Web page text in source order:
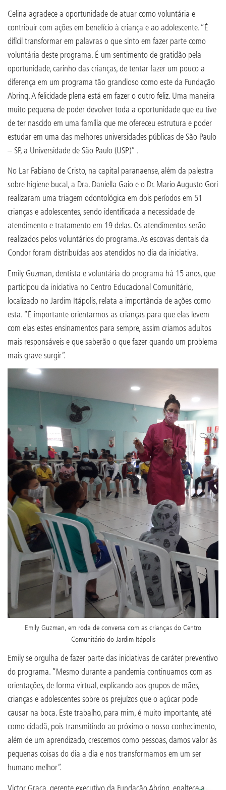
Celina agradece a oportunidade de atuar como voluntária e
contribuir com ações em benefício à criança e ao adolescente. “É
difícil transformar em palavras o que sinto em fazer parte como
voluntária deste programa. É um sentimento de gratidão pela
oportunidade, carinho das crianças, de tentar fazer um pouco a
diferença em um programa tão grandioso como este da Fundação
Abrinq. A felicidade plena está em fazer o outro feliz. Uma maneira
muito pequena de poder devolver toda a oportunidade que eu tive
de ter nascido em uma família que me ofereceu estrutura e poder
estudar em uma das melhores universidades públicas de São Paulo
– SP, a Universidade de São Paulo (USP)” .
No Lar Fabiano de Cristo, na capital paranaense, além da palestra
sobre higiene bucal, a Dra. Daniella Gaio e o Dr. Mario Augusto Gori
realizaram uma triagem odontológica em dois períodos em 51
crianças e adolescentes, sendo identificada a necessidade de
atendimento e tratamento em 19 delas. Os atendimentos serão
realizados pelos voluntários do programa. As escovas dentais da
Condor foram distribuídas aos atendidos no dia da iniciativa.
Emily Guzman, dentista e voluntária do programa há 15 anos, que
participou da iniciativa no Centro Educacional Comunitário,
localizado no Jardim Itápolis, relata a importância de ações como
esta. “É importante orientarmos as crianças para que elas levem
com elas estes ensinamentos para sempre, assim criamos adultos
mais responsáveis e que saberão o que fazer quando um problema
mais grave surgir”.
Emily Guzman, em roda de conversa com as crianças do Centro
Comunitário do Jardim Itápolis
Emily se orgulha de fazer parte das iniciativas de caráter preventivo
do programa. “Mesmo durante a pandemia continuamos com as
orientações, de forma virtual, explicando aos grupos de mães,
crianças e adolescentes sobre os prejuízos que o açúcar pode
causar na boca. Este trabalho, para mim, é muito importante, até
como cidadã, pois transmitindo ao próximo o nosso conhecimento,
além de um aprendizado, crescemos como pessoas, damos valor às
pequenas coisas do dia a dia e nos transformamos em um ser
humano melhor”.
Victor Graça, gerente executivo da Fundação Abrinq, enaltece a